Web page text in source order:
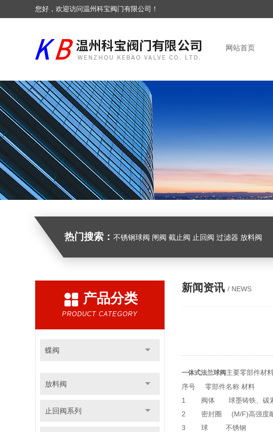
您好，欢迎访问温州科宝阀门有限公司！
网站首页
热门搜索： 不锈钢球阀 闸阀 截止阀 止回阀 过滤器 放料阀
产品分类
PRODUCT CATEGORY
蝶阀
放料阀
止回阀系列
新闻资讯 / NEWS
一体式法兰球阀 主要零部件材
序号 零部件名称 材料
1 阀体 球墨铸铁、碳素
2 密封圈 (M/F)高强度耐
3 球 不锈钢